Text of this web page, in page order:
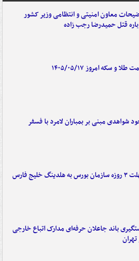
معاون امنیتی و انتظامی وزیر کشور
قتل حمیدرضا رجب زاده
طلا و سکه امروز ۱۴۰۵/۰۵/۱۷
شواهدی مبنی بر بمباران لامرد با فسفر
به هلدینگ خلیج فارس
باند جاعلان حرفه‌ای مدارک اتباع خارجی